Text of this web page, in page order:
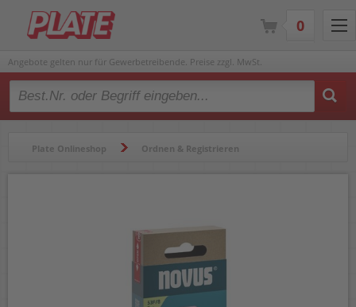
Angebote gelten nur für Gewerbetreibende. Preise zzgl. MwSt.
Type 2 or more characters for results.
Plate Onlineshop Ordnen & Registrieren
0